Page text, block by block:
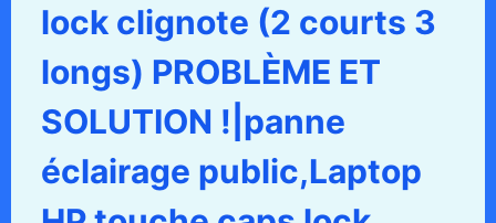
lock clignote (2 courts 3
longs) PROBLÈME ET
SOLUTION !|panne
éclairage public,Laptop